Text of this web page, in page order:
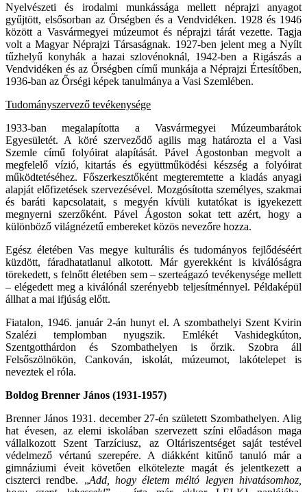
Nyelvészeti és irodalmi munkássága mellett néprajzi anyagot
gyűjtött, elsősorban az Őrségben és a Vendvidéken. 1928 és 1946
között a Vasvármegyei múzeumot és néprajzi tárát vezette. Tagja
volt a Magyar Néprajzi Társaságnak. 1927-ben jelent meg a Nyílt
tűzhelyű konyhák a hazai szlovénoknál, 1942-ben a Rigászás a
Vendvidéken és az Őrségben című munkája a Néprajzi Értesítőben,
1936-ban az Őrségi képek tanulmánya a Vasi Szemlében.
Tudományszervező tevékenysége
1933-ban megalapította a Vasvármegyei Múzeumbarátok
Egyesületét. A köré szerveződő agilis mag határozta el a Vasi
Szemle című folyóirat alapítását. Pável Ágostonban megvolt a
megfelelő vízió, kitartás és együttműködési készség a folyóirat
működtetéséhez. Főszerkesztőként megteremtette a kiadás anyagi
alapját előfizetések szervezésével. Mozgósította személyes, szakmai
és baráti kapcsolatait, s megyén kívüli kutatókat is igyekezett
megnyerni szerzőként. Pável Ágoston sokat tett azért, hogy a
különböző világnézetű embereket közös nevezőre hozza.
Egész életében Vas megye kulturális és tudományos fejlődéséért
küzdött, fáradhatatlanul alkotott. Már gyerekként is kiválóságra
törekedett, s felnőtt életében sem – szerteágazó tevékenysége mellett
– elégedett meg a kiválónál szerényebb teljesítménnyel. Példaképül
állhat a mai ifjúság előtt.
Fiatalon, 1946. január 2-án hunyt el. A szombathelyi Szent Kvirin
Szalézi templomban nyugszik. Emlékét Vashidegkúton,
Szentgotthárdon és Szombathelyen is őrzik. Szobra áll
Felsőszölnökön, Cankován, iskolát, múzeumot, lakótelepet is
neveztek el róla.
Boldog Brenner János (1931-1957)
Brenner János 1931. december 27-én született Szombathelyen. Alig
hat évesen, az elemi iskolában szervezett színi előadáson maga
vállalkozott Szent Tarzíciusz, az Oltáriszentséget saját testével
védelmező vértanú szerepére. A diákként kitűnő tanuló már a
gimnáziumi éveit követően elkötelezte magát és jelentkezett a
ciszterci rendbe. „Add, hogy életem méltó legyen hivatásomhoz,